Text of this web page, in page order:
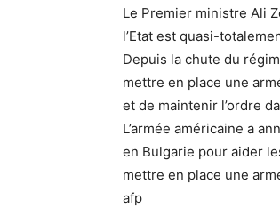
Le Premier ministre Ali
l’Etat est quasi-
Depuis la chute du
mettre en place une
et de maintenir l’ordre
L’armée américaine a
en Bulgarie pour aider
mettre en place une
afp